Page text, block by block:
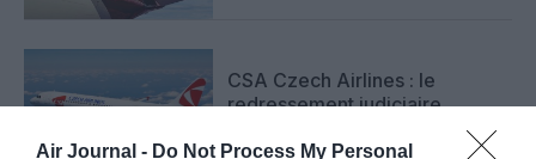
Air Journal - Do Not Process My Personal
CSA Czech Airlines : le
redressement judiciaire
LIRE L'ARTICLE